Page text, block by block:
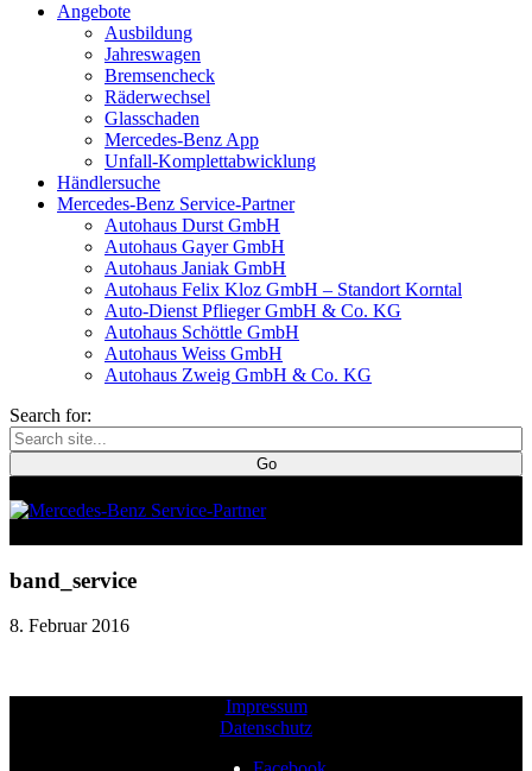
Angebote
Ausbildung
Jahreswagen
Bremsencheck
Räderwechsel
Glasschaden
Mercedes-Benz App
Unfall-Komplettabwicklung
Händlersuche
Mercedes-Benz Service-Partner
Autohaus Durst GmbH
Autohaus Gayer GmbH
Autohaus Janiak GmbH
Autohaus Felix Kloz GmbH – Standort Korntal
Auto-Dienst Pflieger GmbH & Co. KG
Autohaus Schöttle GmbH
Autohaus Weiss GmbH
Autohaus Zweig GmbH & Co. KG
Search for:
band_service
8. Februar 2016
Impressum
Datenschutz